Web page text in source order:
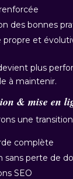
des bonnes
propre et
plus
à maintenir.
& mise en
une
complète
sans perte de
SEO